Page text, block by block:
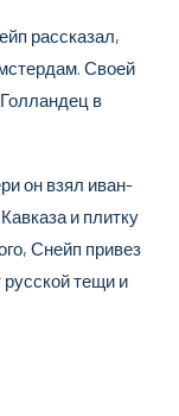
рассказал,
Своей
в
он взял иван-
и плитку
Снейп привез
тещи и